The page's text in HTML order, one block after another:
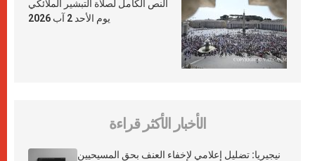
النص الكامل لصلاة التبشير الملائكي
يوم الأحد 2 آب 2026
الأخبار الأكثر قراءة
نيجيريا: تضليل إعلامي لإخفاء العنف بحق المسيحيين